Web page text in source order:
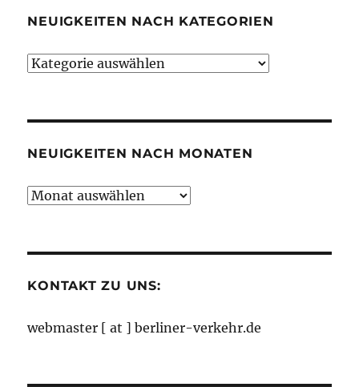
NEUIGKEITEN NACH KATEGORIEN
Neuigkeiten
NEUIGKEITEN NACH MONATEN
Neuigkeiten
KONTAKT ZU UNS:
webmaster [ at ] berliner-verkehr.de